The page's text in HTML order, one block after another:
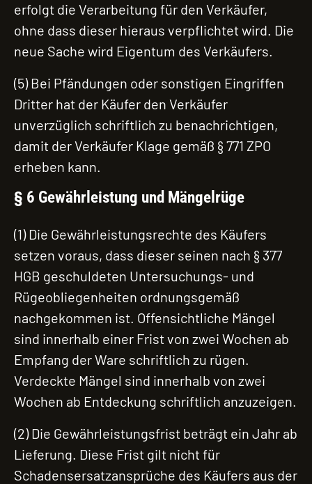
erfolgt die Verarbeitung für den Verkäufer,
ohne dass dieser hieraus verpflichtet wird. Die
neue Sache wird Eigentum des Verkäufers.
(5) Bei Pfändungen oder sonstigen Eingriffen
Dritter hat der Käufer den Verkäufer
unverzüglich schriftlich zu benachrichtigen,
damit der Verkäufer Klage gemäß § 771 ZPO
erheben kann.
§ 6 Gewährleistung und Mängelrüge
(1) Die Gewährleistungsrechte des Käufers
setzen voraus, dass dieser seinen nach § 377
HGB geschuldeten Untersuchungs- und
Rügeobliegenheiten ordnungsgemäß
nachgekommen ist. Offensichtliche Mängel
sind innerhalb einer Frist von zwei Wochen ab
Empfang der Ware schriftlich zu rügen.
Verdeckte Mängel sind innerhalb von zwei
Wochen ab Entdeckung schriftlich anzuzeigen.
(2) Die Gewährleistungsfrist beträgt ein Jahr ab
Lieferung. Diese Frist gilt nicht für
Schadensersatzansprüche des Käufers aus der